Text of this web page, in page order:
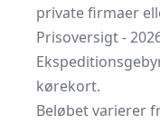
private firmaer
Prisoversigt -
kørekort.
Beløbet varierer